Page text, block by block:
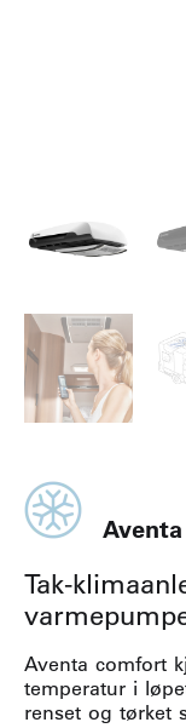
Tak-
Aventa comfort
temperatur i
renset og tørket